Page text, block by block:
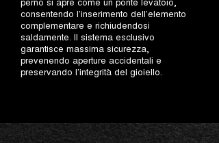
consentendo l’inserimento dell’elemento
complementare e richiudendosi
saldamente. Il sistema esclusivo
garantisce massima sicurezza,
prevenendo aperture accidentali e
preservando l’integrità del gioiello.